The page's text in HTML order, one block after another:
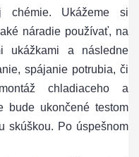
chémie. Ukážeme si
náradie používať, na
ukážkami a následne
spájanie potrubia, či
chladiaceho a
bude ukončené testom
skúškou. Po úspešnom